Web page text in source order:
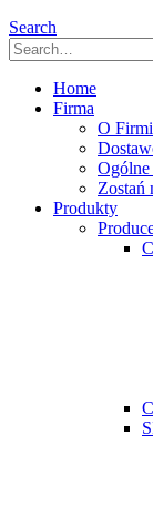
Search
Home
Firma
O
Ogólne
Zostań
Produkty